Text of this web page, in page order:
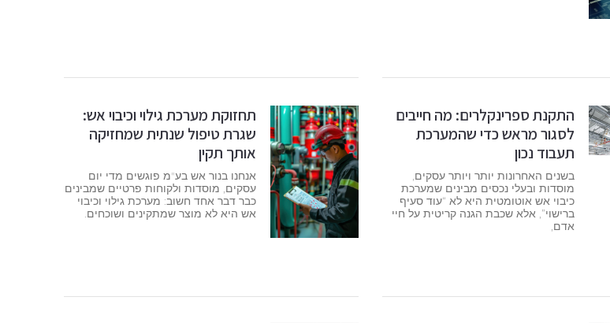
התקנת ספרינקלרים: מה חייבים
לסגור מראש כדי שהמערכת
תעבוד נכון
בשנים האחרונות יותר ויותר עסקים,
מוסדות ובעלי נכסים מבינים שמערכת
כיבוי אש אוטומטית היא לא “עוד סעיף
ברישוי”, אלא שכבת הגנה קריטית על חיי
אדם,
תחזוקת מערכת גילוי וכיבוי אש:
שגרת טיפול שנתית שמחזיקה
אותך תקין
אנחנו בנור אש בע"מ פוגשים מדי יום
עסקים, מוסדות ולקוחות פרטיים שמבינים
כבר דבר אחד חשוב: מערכת גילוי וכיבוי
אש היא לא מוצר שמתקינים ושוכחים.